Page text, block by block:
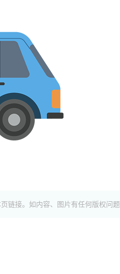
接。如内容、图片有任何版权问题